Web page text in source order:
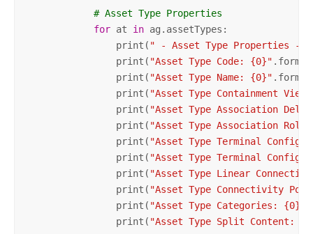
# Asset Type Properties
for at in ag.assetTypes:
                print(
" - Asset Type Properties - "
                print(
"Asset Type Code: {0}"
                print(
"Asset Type Name: {0}"
                print(
"Asset Type Containment
                print(
"Asset Type Association
                print(
"Asset Type Association
                print(
"Asset Type Terminal
                print(
"Asset Type Terminal
                print(
"Asset Type Linear
                print(
"Asset Type Connectivity
                print(
"Asset Type Categories: {0}"
                print(
"Asset Type Split Content: